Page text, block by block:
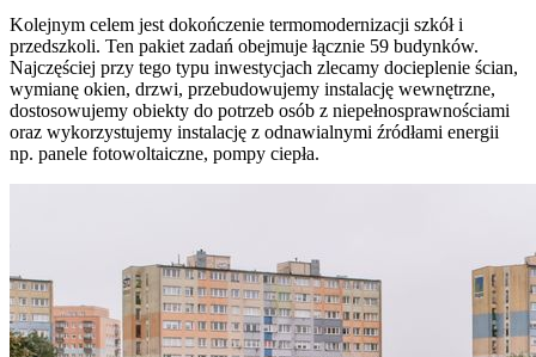
Kolejnym celem jest dokończenie termomodernizacji szkół i
przedszkoli. Ten pakiet zadań obejmuje łącznie 59 budynków.
Najczęściej przy tego typu inwestycjach zlecamy docieplenie ścian,
wymianę okien, drzwi, przebudowujemy instalację wewnętrzne,
dostosowujemy obiekty do potrzeb osób z niepełnosprawnościami
oraz wykorzystujemy instalację z odnawialnymi źródłami energii
np. panele fotowoltaiczne, pompy ciepła.